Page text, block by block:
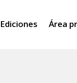
Ediciones Área